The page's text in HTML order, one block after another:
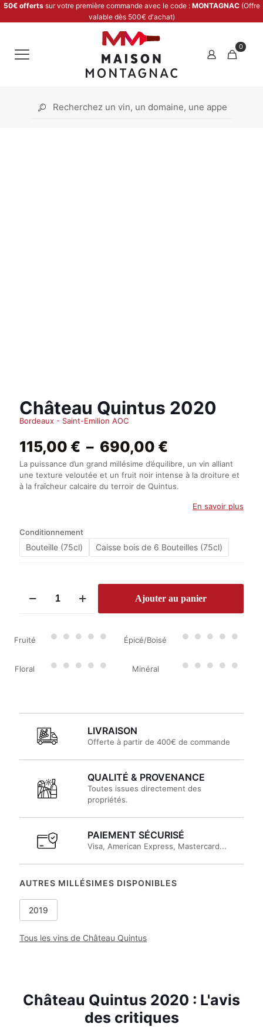
50€ offertssur votre première commande avec le code : MONTAGNAC (Offre
valable dès 500€ d'achat)
0
Château Quintus 2020
Bordeaux - Saint-Emilion AOC
115,00 € – 690,00 €
de
prix :
115,00 €
à
690,00 €
La puissance d’un grand millésime d’équilibre, un vin alliant
une texture veloutée et un fruit noir intense à la droiture et
à la fraîcheur calcaire du terroir de Quintus.
En savoir plus
Conditionnement
Bouteille (75cl) Caisse bois de 6 Bouteilles (75cl)
Ajouter au panier
Fruité Épicé/Boisé
Floral Minéral
LIVRAISON
Offerte à partir de 400€ de commande
QUALITÉ & PROVENANCE
Toutes issues directement des
propriétés.
PAIEMENT SÉCURISÉ
Visa, American Express, Mastercard...
AUTRES MILLÉSIMES DISPONIBLES
2019
Tous les vins de Château Quintus
Château Quintus 2020 : L'avis
des critiques